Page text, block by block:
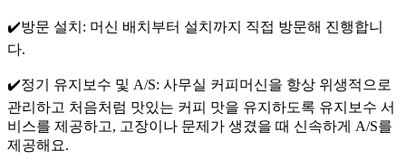
✔️방문 설치: 머신 배치부터 설치까지 직접 방문해 진행합니
다.
✔️정기 유지보수 및 A/S: 사무실 커피머신을 항상 위생적으로
관리하고 처음처럼 맛있는 커피 맛을 유지하도록 유지보수 서
비스를 제공하고, 고장이나 문제가 생겼을 때 신속하게 A/S를
제공해요.